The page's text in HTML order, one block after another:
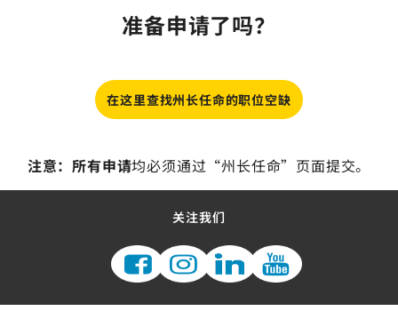
准备申请了吗？
在这里查找州长任命的职位空缺
注意：所有申请均必须通过“州长任命”页面提交。
关注我们